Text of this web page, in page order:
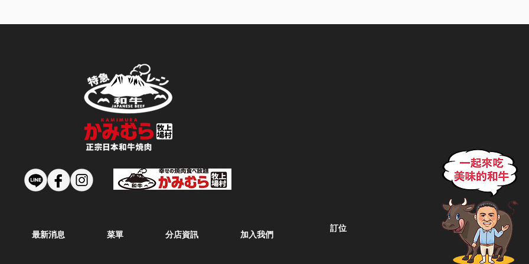
最新消息 菜單 分店資訊 加入我們
訂位